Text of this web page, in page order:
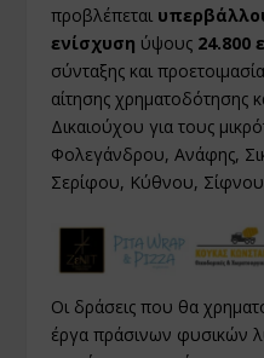
προβλέπεται
ενίσχυση ύψους 24.800
σύνταξης και
αίτησης χρηματοδότησης
Δικαιούχου για τους
Φολεγάνδρου, Ανάφης,
Σερίφου, Κύθνου,
Οι δράσεις που θα
έργα πράσινων φυσικών